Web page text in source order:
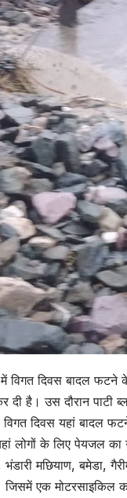
में विगत दिवस बादल फटने
दी है। उस दौरान
दिवस यहां बादल
लोगों के लिए पेयजल का
मछियाण, बमेडा,
जिसमें एक मोटरसाइकिल